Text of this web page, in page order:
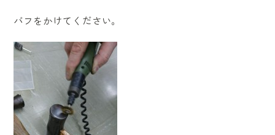
バフをかけてください。